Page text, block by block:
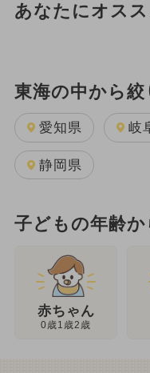
あなたにオス
東海の中から絞
愛知県 岐
静岡県
子どもの年齢か
赤ちゃん
0歳1歳2歳